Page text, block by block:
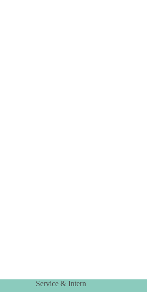
Service & Intern